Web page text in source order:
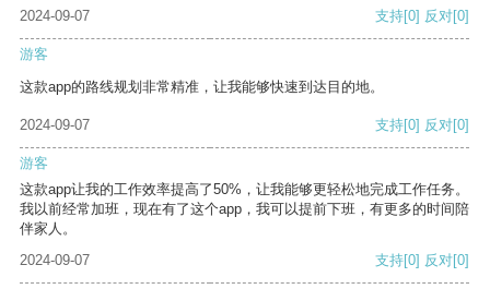
2024-09-07 支持[0] 反对[0]
游客
这款app的路线规划非常精准，让我能够快速到达目的地。
2024-09-07 支持[0] 反对[0]
游客
这款app让我的工作效率提高了50%，让我能够更轻松地完成工作任务。
我以前经常加班，现在有了这个app，我可以提前下班，有更多的时间陪
伴家人。
2024-09-07
支持[0] 反对[0]